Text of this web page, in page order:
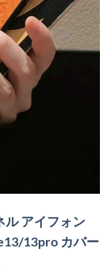
ル アイフォン
13pro カバー